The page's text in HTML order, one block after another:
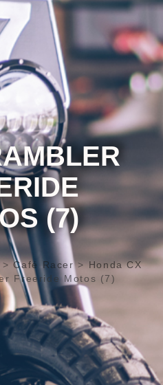
(7)
>Café Racer>Honda CX
Freeride Motos (7)